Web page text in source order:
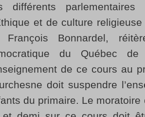
différents
et de culture
François Bonnardel,
du Québec
de ce cours au
doit suspendre
du primaire. Le moratoire